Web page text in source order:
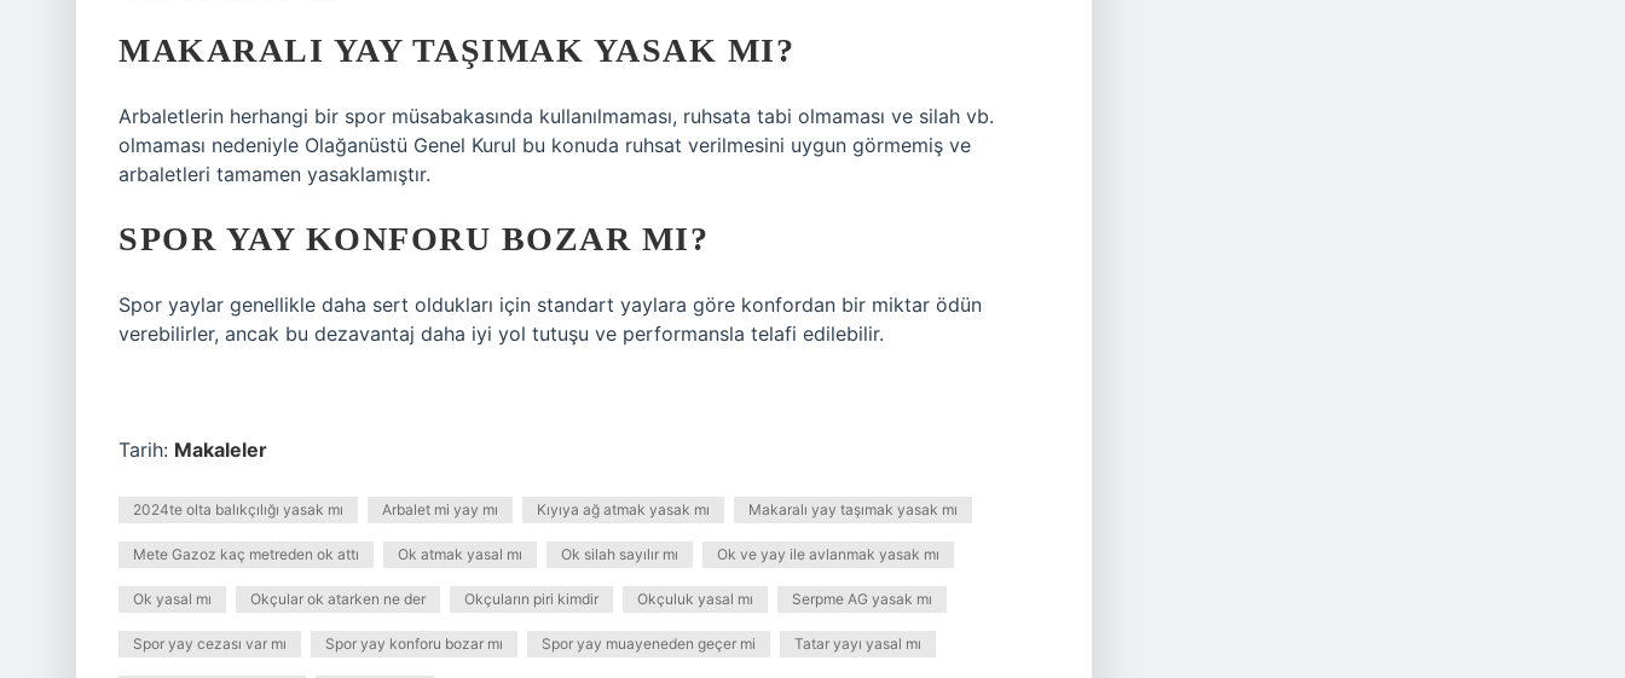
MAKARALI YAY TAŞIMAK YASAK MI?
Arbaletlerin herhangi bir spor müsabakasında kullanılmaması, ruhsata tabi olmaması ve silah vb.
olmaması nedeniyle Olağanüstü Genel Kurul bu konuda ruhsat verilmesini uygun görmemiş ve
arbaletleri tamamen yasaklamıştır.
SPOR YAY KONFORU BOZAR MI?
Spor yaylar genellikle daha sert oldukları için standart yaylara göre konfordan bir miktar ödün
verebilirler, ancak bu dezavantaj daha iyi yol tutuşu ve performansla telafi edilebilir.
Tarih: Makaleler
2024te olta balıkçılığı yasak mı Arbalet mi yay mı Kıyıya ağ atmak yasak mı Makaralı yay taşımak yasak mı
Mete Gazoz kaç metreden ok attı Ok atmak yasal mı Ok silah sayılır mı Ok ve yay ile avlanmak yasak mı
Ok yasal mı Okçular ok atarken ne der Okçuların piri kimdir Okçuluk yasal mı Serpme AG yasak mı
Spor yay cezası var mı Spor yay konforu bozar mı Spor yay muayeneden geçer mi Tatar yayı yasal mı